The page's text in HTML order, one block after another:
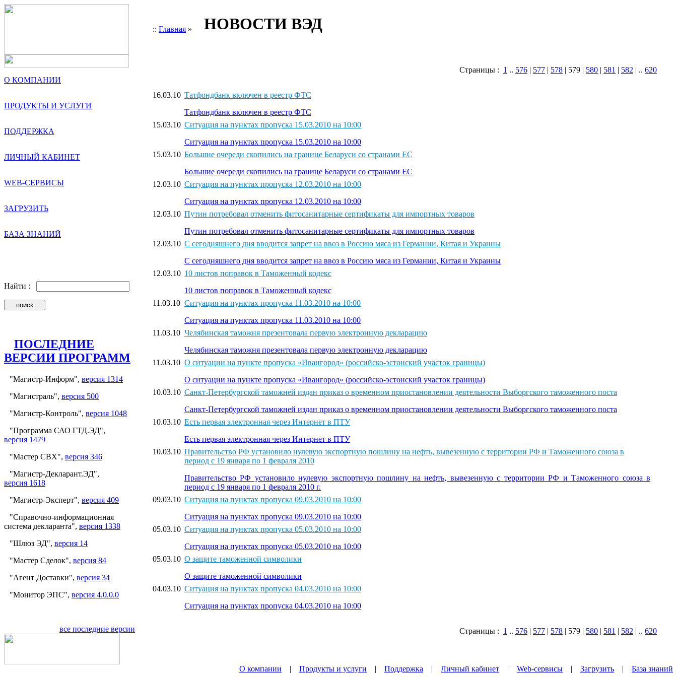
:: Главная » НОВОСТИ ВЭД
О КОМПАНИИ
ПРОДУКТЫ И УСЛУГИ
ПОДДЕРЖКА
ЛИЧНЫЙ КАБИНЕТ
WEB-СЕРВИСЫ
ЗАГРУЗИТЬ
БАЗА ЗНАНИЙ
Найти :
ПОСЛЕДНИЕ
ВЕРСИИ ПРОГРАММ
"Магистр-Информ", версия 1314
"Магистраль", версия 500
"Магистр-Контроль", версия 1048
"Программа САО ГТД.ЭД",
версия 1479
"Мастер СВХ", версия 346
"Магистр-Декларант.ЭД",
версия 1618
"Магистр-Эксперт", версия 409
"Справочно-информационная
система декларанта", версия 1338
"Шлюз ЭД", версия 14
"Мастер Сделок", версия 84
"Агент Доставки", версия 34
"Монитор ЭПС", версия 4.0.0.0
все последние версии
Страницы : 1 .. 576 | 577 | 578 | 579 | 580 | 581 | 582 | .. 620
16.03.10 Татфондбанк включен в реестр ФТС
Татфондбанк включен в реестр ФТС
15.03.10 Ситуация на пунктах пропуска 15.03.2010 на 10:00
Ситуация на пунктах пропуска 15.03.2010 на 10:00
15.03.10 Большие очереди скопились на границе Беларуси со странами ЕС
Большие очереди скопились на границе Беларуси со странами ЕС
12.03.10 Ситуация на пунктах пропуска 12.03.2010 на 10:00
Ситуация на пунктах пропуска 12.03.2010 на 10:00
12.03.10 Путин потребовал отменить фитосанитарные сертификаты для импортных товаров
Путин потребовал отменить фитосанитарные сертификаты для импортных товаров
12.03.10 С сегодняшнего дня вводится запрет на ввоз в Россию мяса из Германии, Китая и Украины
С сегодняшнего дня вводится запрет на ввоз в Россию мяса из Германии, Китая и Украины
12.03.10 10 листов поправок в Таможенный кодекс
10 листов поправок в Таможенный кодекс
11.03.10 Ситуация на пунктах пропуска 11.03.2010 на 10:00
Ситуация на пунктах пропуска 11.03.2010 на 10:00
11.03.10 Челябинская таможня презентовала первую электронную декларацию
Челябинская таможня презентовала первую электронную декларацию
11.03.10 О ситуации на пункте пропуска «Ивангород» (российско-эстонский участок границы)
О ситуации на пункте пропуска «Ивангород» (российско-эстонский участок границы)
10.03.10 Санкт-Петербургской таможней издан приказ о временном приостановлении деятельности Выборгского таможенного поста
Санкт-Петербургской таможней издан приказ о временном приостановлении деятельности Выборгского таможенного поста
10.03.10 Есть первая электронная через Интернет в ПТУ
Есть первая электронная через Интернет в ПТУ
10.03.10 Правительство РФ установило нулевую экспортную пошлину на нефть, вывезенную с территории РФ и Таможенного союза в
период с 19 января по 1 февраля 2010
Правительство РФ установило нулевую экспортную пошлину на нефть, вывезенную с территории РФ и Таможенного союза в
период с 19 января по 1 февраля 2010 г.
09.03.10 Ситуация на пунктах пропуска 09.03.2010 на 10:00
Ситуация на пунктах пропуска 09.03.2010 на 10:00
05.03.10 Ситуация на пунктах пропуска 05.03.2010 на 10:00
Ситуация на пунктах пропуска 05.03.2010 на 10:00
05.03.10 О защите таможенной символики
О защите таможенной символики
04.03.10 Ситуация на пунктах пропуска 04.03.2010 на 10:00
Ситуация на пунктах пропуска 04.03.2010 на 10:00
Страницы : 1 .. 576 | 577 | 578 | 579 | 580 | 581 | 582 | .. 620
О компании | Продукты и услуги | Поддержка | Личный кабинет | Web-сервисы | Загрузить | База знаний